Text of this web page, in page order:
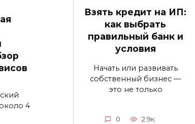
4
Взять кредит на ИП:
как выбрать
правильный банк и
условия
Начать или развивать
собственный бизнес —
это не только
0 2.9к.